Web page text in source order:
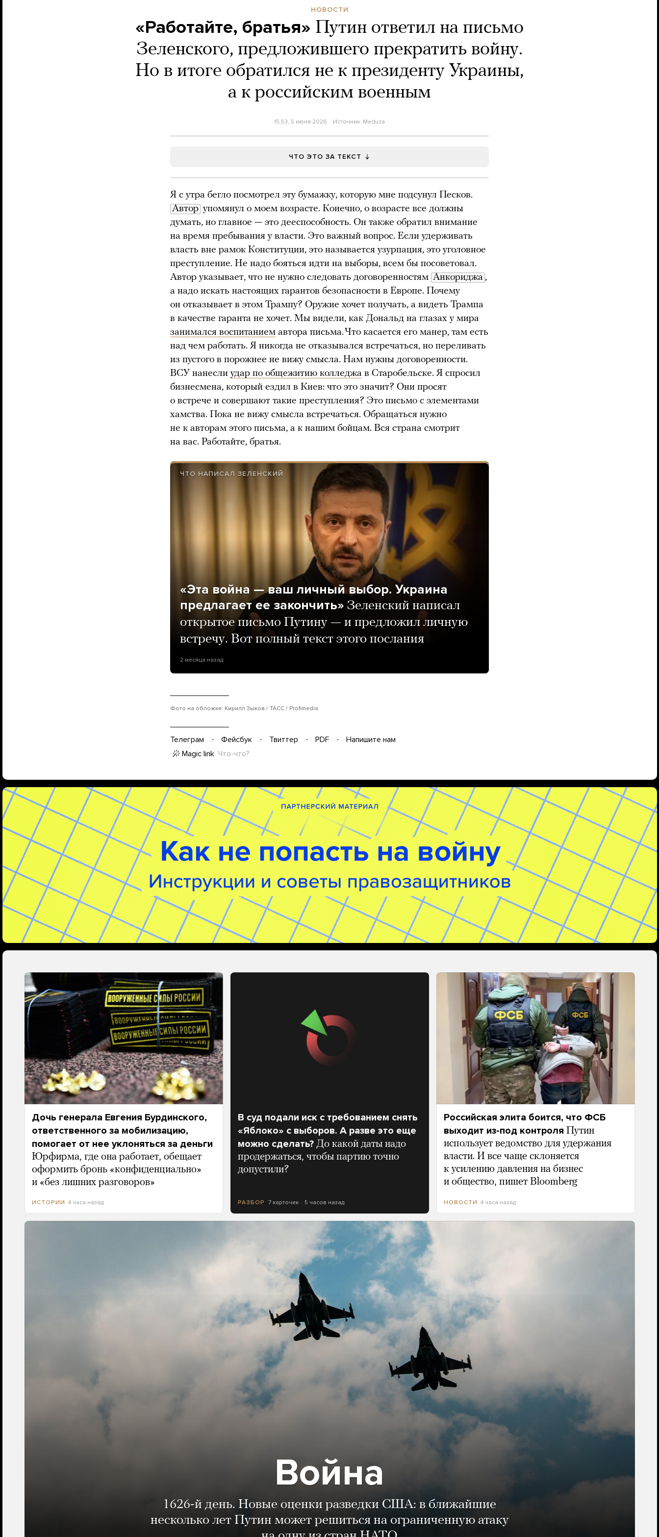
НОВОСТИ
«Работайте, братья» Путин ответил на письмо
Зеленского, предложившего прекратить войну.
Но в итоге обратился не к президенту Украины,
а к российским военным
15:53, 5 июня 2026 Источник: Meduza
ЧТО ЭТО ЗА ТЕКСТ
Я с утра бегло посмотрел эту бумажку, которую мне подсунул Песков.
Автор упомянул о моем возрасте. Конечно, о возрасте все должны
думать, но главное — это дееспособность. Он также обратил внимание
на время пребывания у власти. Это важный вопрос. Если удерживать
власть вне рамок Конституции, это называется узурпация, это уголовное
преступление. Не надо бояться идти на выборы, всем бы посоветовал.
Автор указывает, что не нужно следовать договоренностям Анкориджа ,
а надо искать настоящих гарантов безопасности в Европе. Почему
он отказывает в этом Трампу? Оружие хочет получать, а видеть Трампа
в качестве гаранта не хочет. Мы видели, как Дональд на глазах у мира
занимался воспитанием автора письма. Что касается его манер, там есть
над чем работать. Я никогда не отказывался встречаться, но переливать
из пустого в порожнее не вижу смысла. Нам нужны договоренности.
ВСУ нанесли удар по общежитию колледжа в Старобельске. Я спросил
бизнесмена, который ездил в Киев: что это значит? Они просят
о встрече и совершают такие преступления? Это письмо с элементами
хамства. Пока не вижу смысла встречаться. Обращаться нужно
не к авторам этого письма, а к нашим бойцам. Вся страна смотрит
на вас. Работайте, братья.
ЧТО НАПИСАЛ ЗЕЛЕНСКИЙ
«Эта война — ваш личный выбор. Украина
предлагает ее закончить» Зеленский написал
открытое письмо Путину — и предложил личную
встречу. Вот полный текст этого послания
2 месяца назад
Фото на обложке: Кирилл Зыков / ТАСС / Profimedia
Телеграм Фейсбук Твиттер PDF
Напишите нам
Magic link Что-что?
Дочь генерала Евгения Бурдинского,
ответственного за мобилизацию,
помогает от нее уклоняться за деньги
Юрфирма, где она работает, обещает
оформить бронь «конфиденциально»
и «без лишних разговоров»
ИСТОРИИ 4 часа назад
В суд подали иск с требованием снять
«Яблоко» с выборов. А разве это еще
можно сделать? До какой даты надо
продержаться, чтобы партию точно
допустили?
РАЗБОР 7 карточек 5 часов назад
Российская элита боится, что ФСБ
выходит из-под контроля Путин
использует ведомство для удержания
власти. И все чаще склоняется
к усилению давления на бизнес
и общество, пишет Bloomberg
НОВОСТИ 4 часа назад
Война
1626-й день. Новые оценки разведки США: в ближайшие
несколько лет Путин может решиться на ограниченную атаку